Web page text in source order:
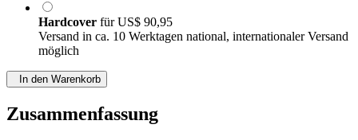
Hardcover fürUS$ 90,95
Versand in ca. 10 Werktagen national, internationaler Versand
möglich
In den Warenkorb
Zusammenfassung